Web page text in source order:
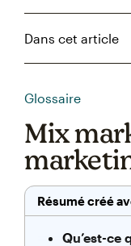
Dans cet article
Glossaire
Mix
Résumé créé
Qu’est-ce